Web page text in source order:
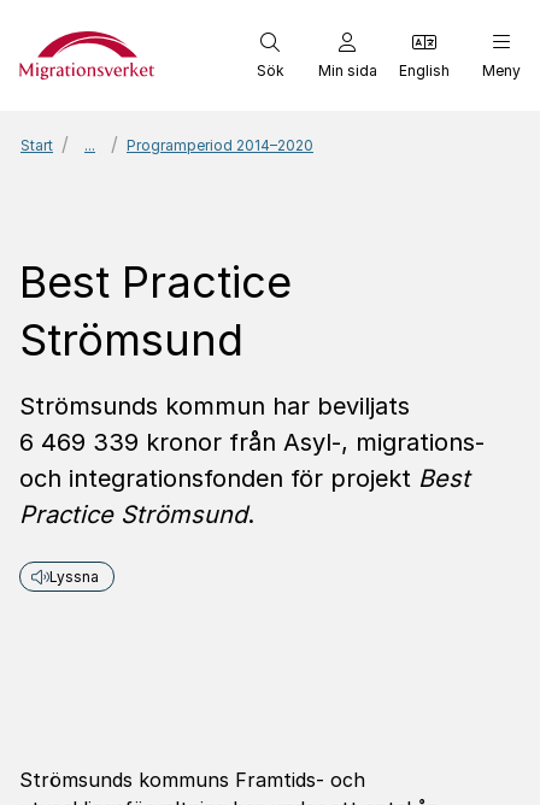
Start
Sök Min sida English Meny
Start ... Programperiod 2014–2020
Best Practice
Strömsund
Strömsunds kommun har beviljats
6 469 339 kronor från Asyl-, migrations-
och integrationsfonden för projekt Best
Practice Strömsund.
Lyssna
Strömsunds kommuns Framtids- och